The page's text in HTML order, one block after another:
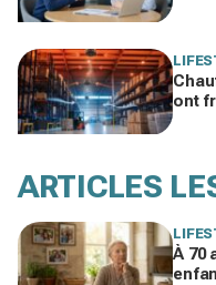
ont
ARTICLES
À 70